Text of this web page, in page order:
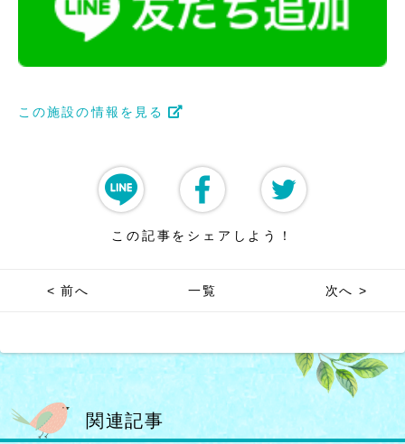
この施設の情報を見る
この記事をシェアしよう！
< 前へ 一覧 次へ >
関連記事